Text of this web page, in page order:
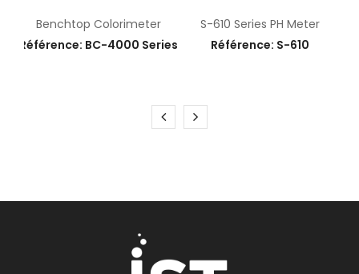
Benchtop Colorimeter
Référence: BC-4000 Series
S-610 Series PH Meter
Référence: S-610